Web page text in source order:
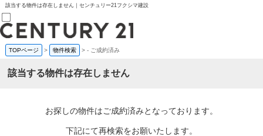
該当する物件は存在しません｜センチュリー21フクシマ建設
売買部
0120-800-844
賃貸部
会員メニュー
TOPページ > 物件検索 >- ご成約済み
該当する物件は存在しません
お探しの物件はご成約済みとなっております。
下記にて再検索をお願いたします。